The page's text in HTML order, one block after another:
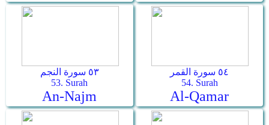
٥٣ سورة النجم
53. Surah
An-Najm
٥٤ سورة القمر
54. Surah
Al-Qamar